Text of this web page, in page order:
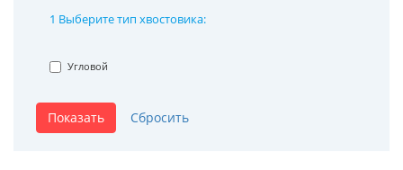
От
До
1 Выберите тип хвостовика:
Угловой